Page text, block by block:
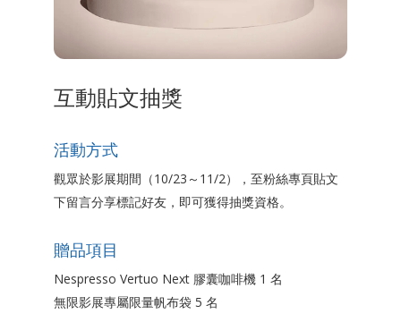
互動貼文抽獎
活動方式
觀眾於影展期間（10/23～11/2），至粉絲專頁貼文
下留言分享標記好友，即可獲得抽獎資格。
贈品項目
Nespresso Vertuo Next 膠囊咖啡機 1 名
無限影展專屬限量帆布袋 5 名